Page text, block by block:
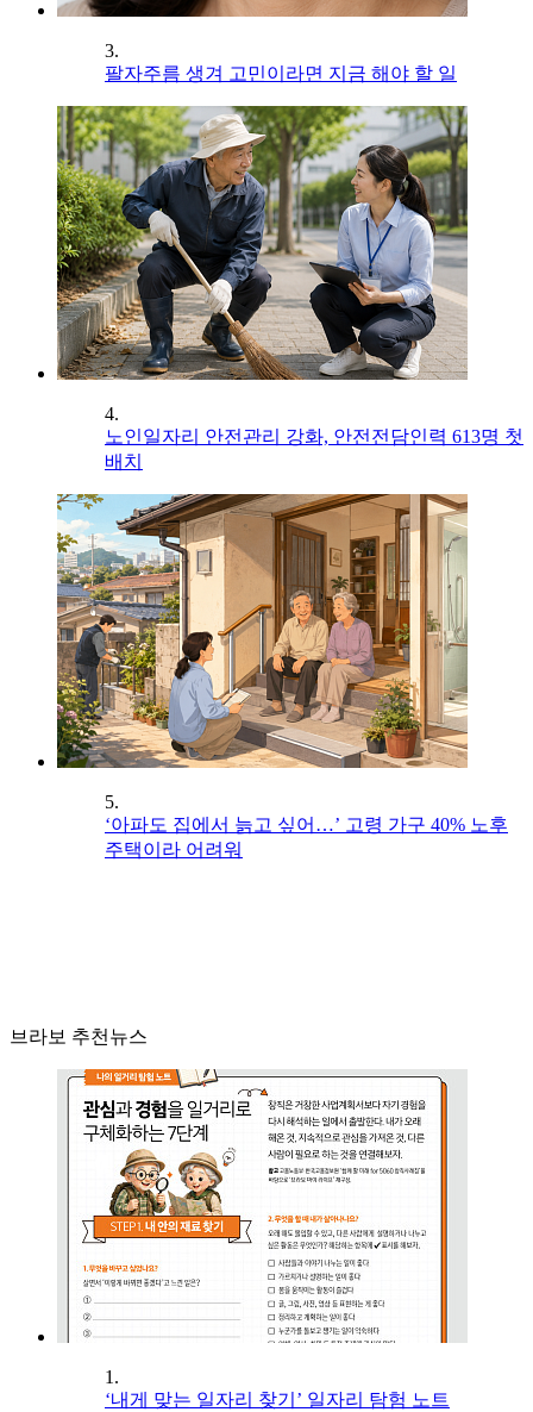
3.
팔자주름 생겨 고민이라면 지금 해야 할 일
4.
노인일자리 안전관리 강화, 안전전담인력 613명 첫
배치
5.
‘아파도 집에서 늙고 싶어…’ 고령 가구 40% 노후
주택이라 어려워
브라보 추천뉴스
1.
‘내게 맞는 일자리 찾기’ 일자리 탐험 노트